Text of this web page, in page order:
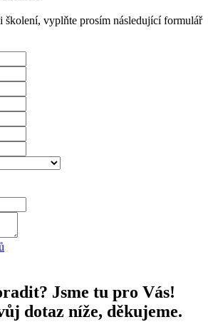
školení, vyplňte prosím následující formulář
Jsme tu pro Vás!
dotaz níže, děkujeme.